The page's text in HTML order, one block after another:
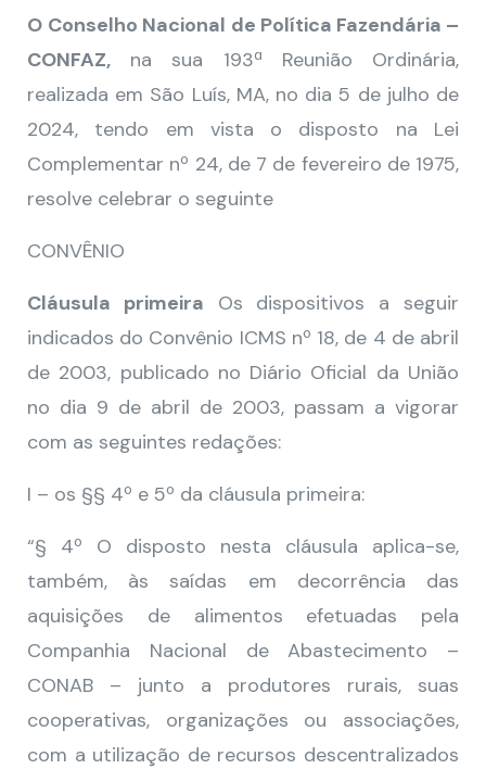
O Conselho Nacional de Política Fazendária –
CONFAZ, na sua 193ª Reunião Ordinária,
realizada em São Luís, MA, no dia 5 de julho de
2024, tendo em vista o disposto na Lei
Complementar nº 24, de 7 de fevereiro de 1975,
resolve celebrar o seguinte
CONVÊNIO
Cláusula primeira Os dispositivos a seguir
indicados do Convênio ICMS nº 18, de 4 de abril
de 2003, publicado no Diário Oficial da União
no dia 9 de abril de 2003, passam a vigorar
com as seguintes redações:
I – os §§ 4º e 5º da cláusula primeira:
“§ 4º O disposto nesta cláusula aplica-se,
também, às saídas em decorrência das
aquisições de alimentos efetuadas pela
Companhia Nacional de Abastecimento –
CONAB – junto a produtores rurais, suas
cooperativas, organizações ou associações,
com a utilização de recursos descentralizados